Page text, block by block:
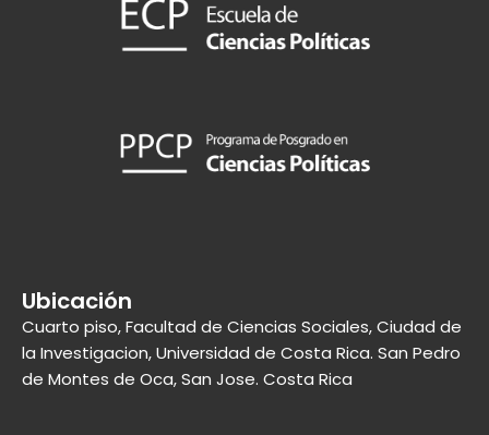
Ubicación
Cuarto piso, Facultad de Ciencias Sociales, Ciudad de
la Investigacion, Universidad de Costa Rica. San Pedro
de Montes de Oca, San Jose. Costa Rica